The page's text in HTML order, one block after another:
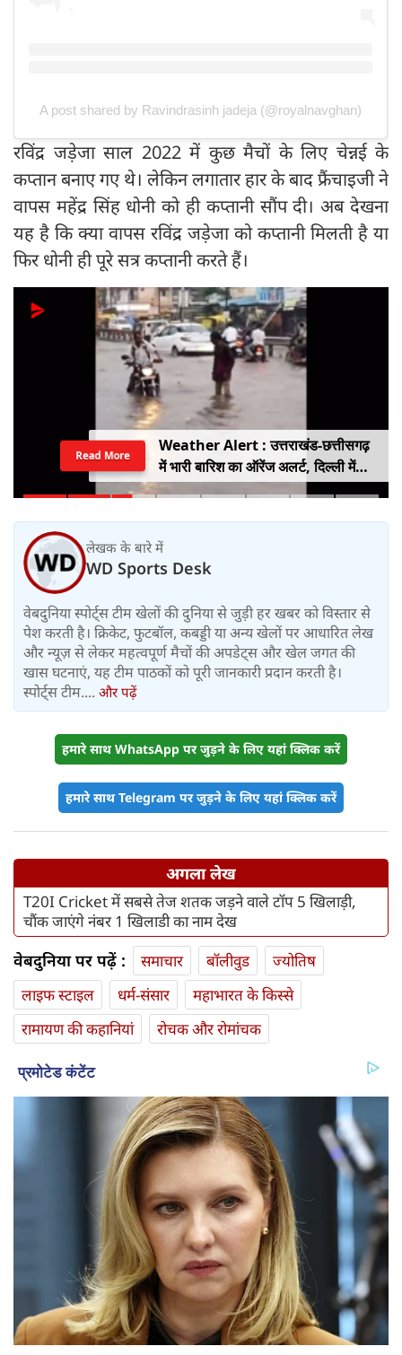
A post shared by Ravindrasinh jadeja (@royalnavghan)
रविंद्र जड़ेजा साल 2022 में कुछ मैचों के लिए चेन्नई के
कप्तान बनाए गए थे। लेकिन लगातार हार के बाद फ्रैंचाइजी ने
वापस महेंद्र सिंह धोनी को ही कप्तानी सौंप दी। अब देखना
यह है कि क्या वापस रविंद्र जड़ेजा को कप्तानी मिलती है या
फिर धोनी ही पूरे सत्र कप्तानी करते हैं।
Weather Alert : उत्तराखंड-छत्तीसगढ़
में भारी बारिश का ऑरेंज अलर्ट, दिल्ली में
हल्की बारिश, जानें IMD का ताजा अपडेट
Read More
लेखक के बारे में
WD Sports Desk
वेबदुनिया स्पोर्ट्स टीम खेलों की दुनिया से जुड़ी हर खबर को विस्तार से
पेश करती है। क्रिकेट, फुटबॉल, कबड्डी या अन्य खेलों पर आधारित लेख
और न्यूज़ से लेकर महत्वपूर्ण मैचों की अपडेट्स और खेल जगत की
खास घटनाएं, यह टीम पाठकों को पूरी जानकारी प्रदान करती है।
स्पोर्ट्स टीम.... और पढ़ें
हमारे साथ WhatsApp पर जुड़ने के लिए यहां क्लिक करें
हमारे साथ Telegram पर जुड़ने के लिए यहां क्लिक करें
अगला लेख
T20I Cricket में सबसे तेज शतक जड़ने वाले टॉप 5 खिलाड़ी,
चौंक जाएंगे नंबर 1 खिलाडी का नाम देख
वेबदुनिया पर पढ़ें : समाचार बॉलीवुड
ज्योतिष
लाइफ स्‍टाइल
धर्म-संसार
महाभारत के किस्से
रामायण की कहानियां
रोचक और रोमांचक